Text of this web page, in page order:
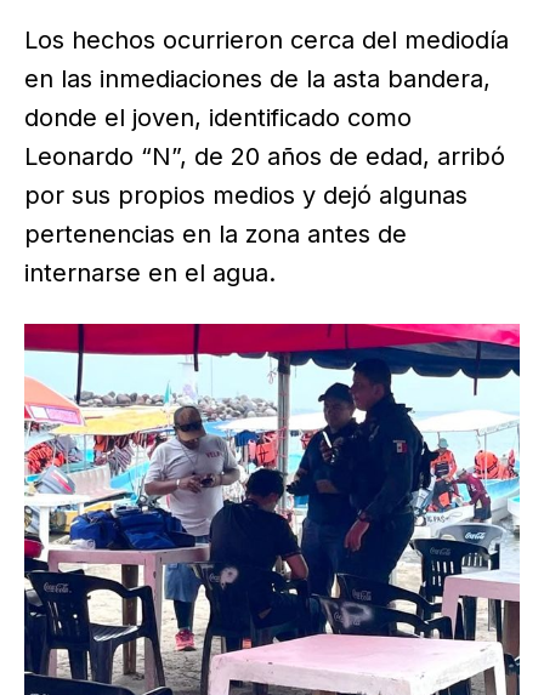
Los hechos ocurrieron cerca del mediodía
en las inmediaciones de la asta bandera,
donde el joven, identificado como
Leonardo “N”, de 20 años de edad, arribó
por sus propios medios y dejó algunas
pertenencias en la zona antes de
internarse en el agua.